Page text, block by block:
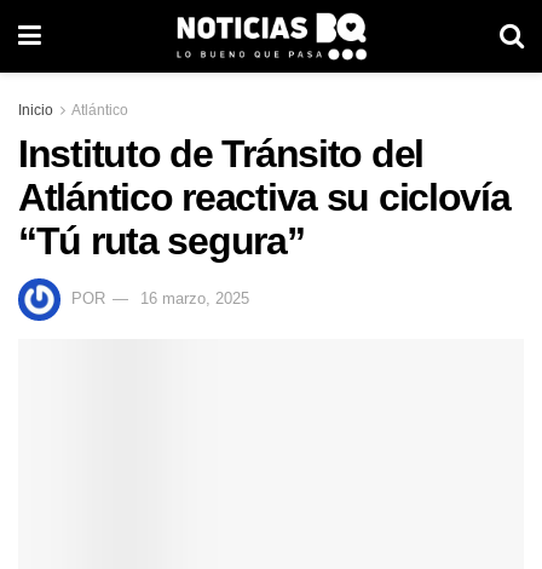
Inicio Atlántico
Instituto de Tránsito del
Atlántico reactiva su ciclovía
“Tú ruta segura”
POR 16 marzo, 2025